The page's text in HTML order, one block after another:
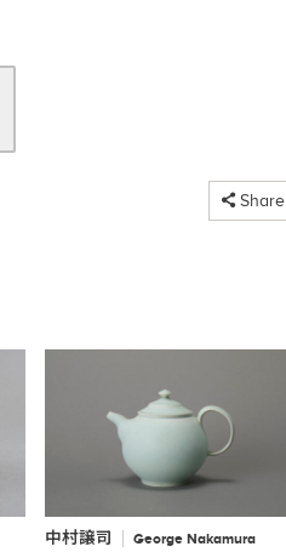
Share
コピーしました
中村譲司 George Nakamura